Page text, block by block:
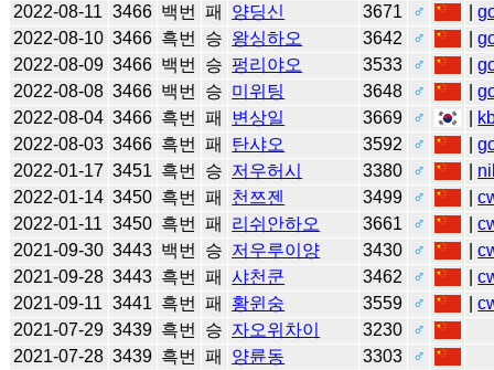
2022-08-11 3466 백번 패 양딩신 3671 ♂ |
2022-08-10 3466 흑번 승 왕싱하오 3642 ♂ |
2022-08-09 3466 백번 승 펑리야오 3533 ♂ |
2022-08-08 3466 백번 승 미위팅 3648 ♂ |
2022-08-04 3466 흑번 패 변상일 3669 ♂
2022-08-03 3466 흑번 패 탄샤오 3592 ♂ |
2022-01-17 3451 흑번 승 저우허시 3380 ♂
2022-01-14 3450 흑번 패 천쯔젠 3499 ♂ |
2022-01-11 3450 흑번 패 리쉬안하오 3661 ♂ |
2021-09-30 3443 백번 승 저우루이양 3430 ♂ |
2021-09-28 3443 흑번 패 샤천쿤 3462 ♂ |
2021-09-11 3441 흑번 패 황윈숭 3559 ♂ |
2021-07-29 3439 흑번 승 자오위차이 3230
♂
2021-07-28 3439 흑번 패 양륜동 3303
♂